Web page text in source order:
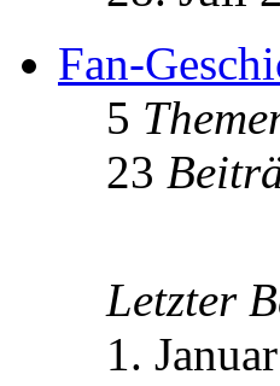
Fan-
5
23
Letzter
1.